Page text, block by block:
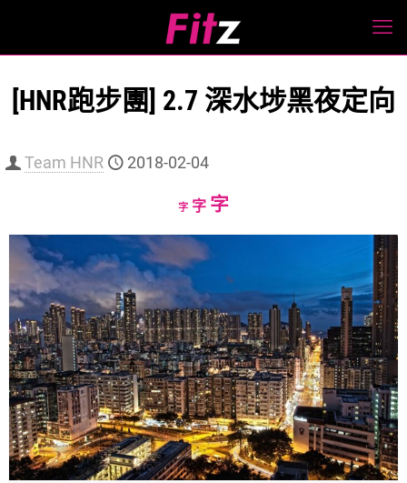
[HNR跑步團] 2.7 深水埗黑夜定向
Team HNR 2018-02-04
字Decrease
size.
字Reset
size.
字Increase